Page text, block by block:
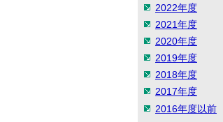
2022年度
2021年度
2020年度
2019年度
2018年度
2017年度
2016年度以前